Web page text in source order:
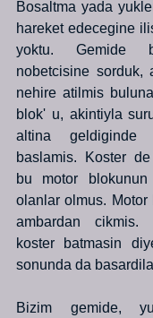
Bosaltma yada
hareket edecegine
yoktu. Gemide
nobetcisine sorduk,
nehire atilmis
blok' u, akintiyla
altina geldiginde
baslamis. Koster
bu motor
olanlar olmus.
ambardan cikmis.
koster batmasin
sonunda da
Bizim gemide,